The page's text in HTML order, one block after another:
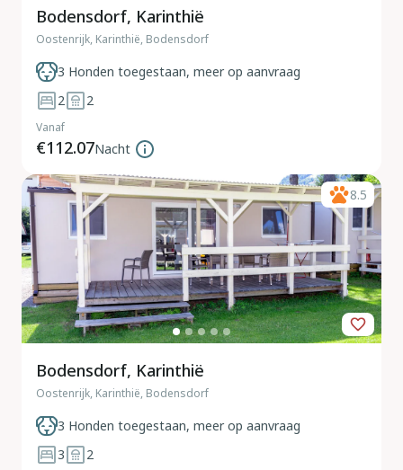
Bodensdorf, Karinthië
Oostenrijk, Karinthië, Bodensdorf
3 Honden toegestaan, meer op aanvraag
2
2
Vanaf
€112.07Nacht
8.5
Bodensdorf, Karinthië
Oostenrijk, Karinthië, Bodensdorf
3 Honden toegestaan, meer op aanvraag
3
2